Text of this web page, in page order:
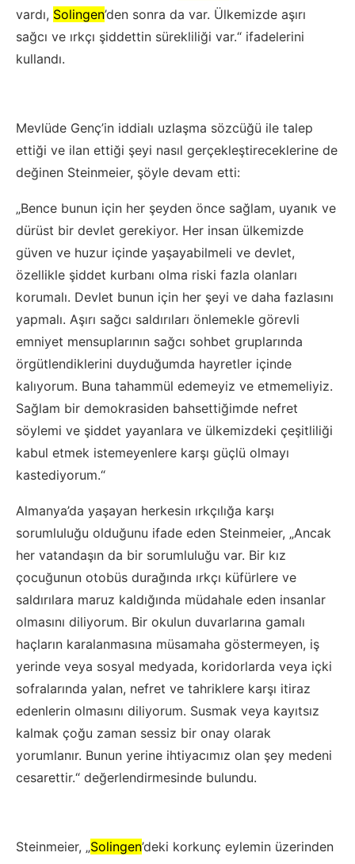
vardı, Solingen’den sonra da var. Ülkemizde aşırı
sağcı ve ırkçı şiddettin sürekliliği var.“ ifadelerini
kullandı.
Mevlüde Genç’in iddialı uzlaşma sözcüğü ile talep
ettiği ve ilan ettiği şeyi nasıl gerçekleştireceklerine de
değinen Steinmeier, şöyle devam etti:
„Bence bunun için her şeyden önce sağlam, uyanık ve
dürüst bir devlet gerekiyor. Her insan ülkemizde
güven ve huzur içinde yaşayabilmeli ve devlet,
özellikle şiddet kurbanı olma riski fazla olanları
korumalı. Devlet bunun için her şeyi ve daha fazlasını
yapmalı. Aşırı sağcı saldırıları önlemekle görevli
emniyet mensuplarının sağcı sohbet gruplarında
örgütlendiklerini duyduğumda hayretler içinde
kalıyorum. Buna tahammül edemeyiz ve etmemeliyiz.
Sağlam bir demokrasiden bahsettiğimde nefret
söylemi ve şiddet yayanlara ve ülkemizdeki çeşitliliği
kabul etmek istemeyenlere karşı güçlü olmayı
kastediyorum.“
Almanya’da yaşayan herkesin ırkçılığa karşı
sorumluluğu olduğunu ifade eden Steinmeier, „Ancak
her vatandaşın da bir sorumluluğu var. Bir kız
çocuğunun otobüs durağında ırkçı küfürlere ve
saldırılara maruz kaldığında müdahale eden insanlar
olmasını diliyorum. Bir okulun duvarlarına gamalı
haçların karalanmasına müsamaha göstermeyen, iş
yerinde veya sosyal medyada, koridorlarda veya içki
sofralarında yalan, nefret ve tahriklere karşı itiraz
edenlerin olmasını diliyorum. Susmak veya kayıtsız
kalmak çoğu zaman sessiz bir onay olarak
yorumlanır. Bunun yerine ihtiyacımız olan şey medeni
cesarettir.“ değerlendirmesinde bulundu.
Steinmeier, „Solingen’deki korkunç eylemin üzerinden